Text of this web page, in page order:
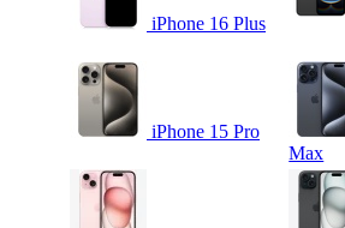
iPhone 16 Plus
iPhone 15 Pro
Max